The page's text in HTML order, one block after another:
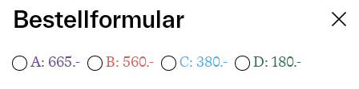
Bestellformular
A: 665.- B: 560.- C: 380.- D: 180.-